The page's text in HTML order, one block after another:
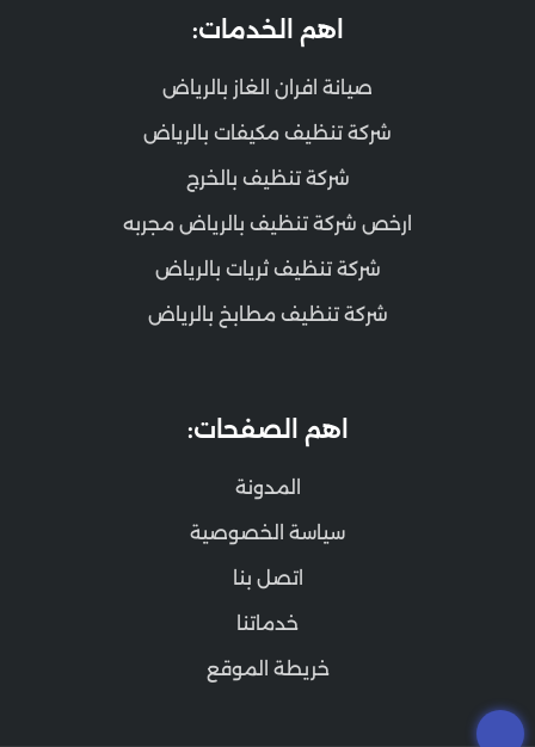
اهم الخدمات:
صيانة افران الغاز بالرياض
شركة تنظيف مكيفات بالرياض
شركة تنظيف بالخرج
ارخص شركة تنظيف بالرياض مجربه
شركة تنظيف ثريات بالرياض
شركة تنظيف مطابخ بالرياض
اهم الصفحات:
المدونة
سياسة الخصوصية
اتصل بنا
خدماتنا
خريطة الموقع